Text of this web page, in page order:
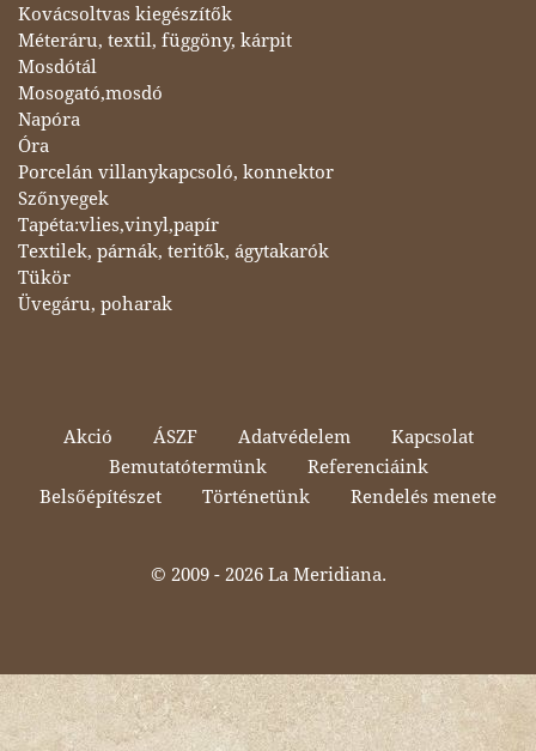
Kovácsoltvas kiegészítők
Méteráru, textil, függöny, kárpit
Mosdótál
Mosogató,mosdó
Napóra
Óra
Porcelán villanykapcsoló, konnektor
Szőnyegek
Tapéta:vlies,vinyl,papír
Textilek, párnák, teritők, ágytakarók
Tükör
Üvegáru, poharak
Akció ÁSZF Adatvédelem
Kapcsolat
Bemutatótermünk
Referenciáink
Belsőépítészet
Történetünk Rendelés menete
© 2009 - 2026 La Meridiana.